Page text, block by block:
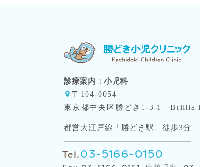
診療案内：小児科
〒104-0054
東京都中央区勝どき1-3-1 Brillia
都営大江戸線「勝どき駅」徒歩3分
Tel.03-5166-0150